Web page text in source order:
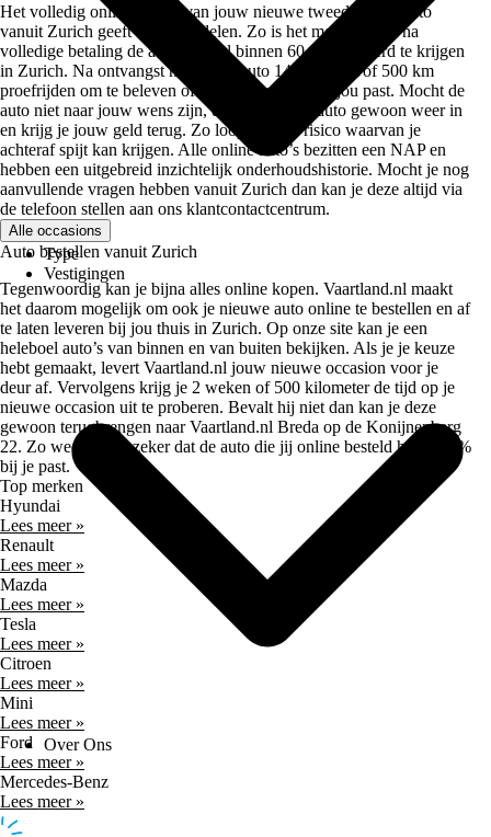
Type
Vestigingen
Over Ons
Het volledig online kopen van jouw nieuwe tweedehands auto
vanuit Zurich geeft veel voordelen. Zo is het mogelijk om na
volledige betaling de auto vaak al binnen 60 uur geleverd te krijgen
in Zurich. Na ontvangst mag je de auto 14 dagen en/of 500 km
proefrijden om te beleven of de auto volledig bij jou past. Mocht de
auto niet naar jouw wens zijn, dan lever je de auto gewoon weer in
en krijg je jouw geld terug. Zo loop je geen risico waarvan je
achteraf spijt kan krijgen. Alle online auto’s bezitten een NAP en
hebben een uitgebreid inzichtelijk onderhoudshistorie. Mocht je nog
aanvullende vragen hebben vanuit Zurich dan kan je deze altijd via
de telefoon stellen aan ons klantcontactcentrum.
Alle occasions
Auto bestellen vanuit Zurich
Tegenwoordig kan je bijna alles online kopen. Vaartland.nl maakt
het daarom mogelijk om ook je nieuwe auto online te bestellen en af
te laten leveren bij jou thuis in Zurich. Op onze site kan je een
heleboel auto’s van binnen en van buiten bekijken. Als je je keuze
hebt gemaakt, levert Vaartland.nl jouw nieuwe occasion voor je
deur af. Vervolgens krijg je 2 weken of 500 kilometer de tijd op je
nieuwe occasion uit te proberen. Bevalt hij niet dan kan je deze
gewoon terugbrengen naar Vaartland.nl Breda op de Konijnenberg
22. Zo weet je dus zeker dat de auto die jij online besteld hebt 100%
bij je past.
Top merken
Hyundai
Lees meer »
Renault
Lees meer »
Mazda
Lees meer »
Tesla
Lees meer »
Citroen
Lees meer »
Mini
Lees meer »
Ford
Lees meer »
Mercedes-Benz
Lees meer »